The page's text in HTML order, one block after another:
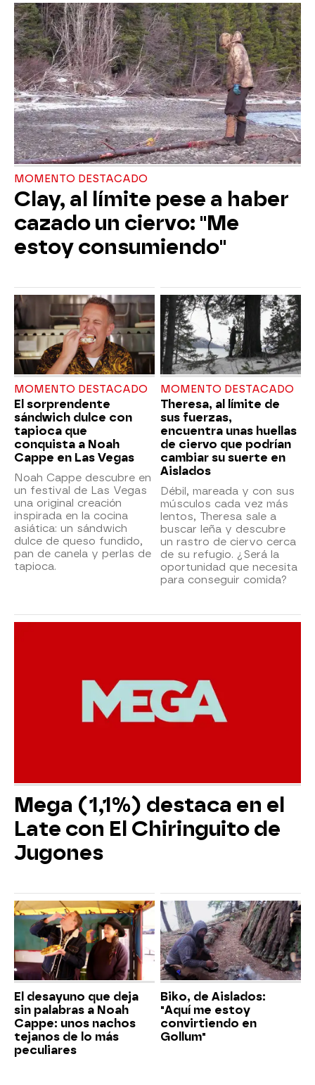
MOMENTO DESTACADO
Clay, al límite pese a haber
cazado un ciervo: "Me
estoy consumiendo"
MOMENTO DESTACADO
El sorprendente
sándwich dulce con
tapioca que
conquista a Noah
Cappe en Las Vegas
Noah Cappe descubre en
un festival de Las Vegas
una original creación
inspirada en la cocina
asiática: un sándwich
dulce de queso fundido,
pan de canela y perlas de
tapioca.
MOMENTO DESTACADO
Theresa, al límite de
sus fuerzas,
encuentra unas huellas
de ciervo que podrían
cambiar su suerte en
Aislados
Débil, mareada y con sus
músculos cada vez más
lentos, Theresa sale a
buscar leña y descubre
un rastro de ciervo cerca
de su refugio. ¿Será la
oportunidad que necesita
para conseguir comida?
Mega (1,1%) destaca en el
Late con El Chiringuito de
Jugones
El desayuno que deja
sin palabras a Noah
Cappe: unos nachos
tejanos de lo más
peculiares
Biko, de Aislados:
"Aquí me estoy
convirtiendo en
Gollum"